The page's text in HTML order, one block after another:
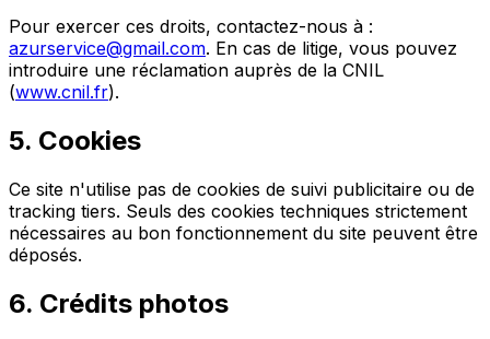
Pour exercer ces droits, contactez-nous à :
azurservice@gmail.com. En cas de litige, vous pouvez
introduire une réclamation auprès de la CNIL
(www.cnil.fr).
5. Cookies
Ce site n'utilise pas de cookies de suivi publicitaire ou de
tracking tiers. Seuls des cookies techniques strictement
nécessaires au bon fonctionnement du site peuvent être
déposés.
6. Crédits photos